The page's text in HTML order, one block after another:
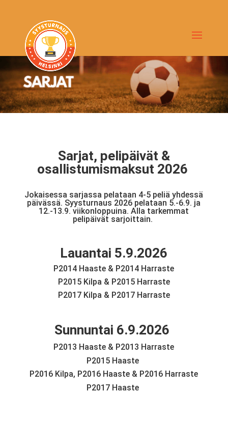
Sarjat, pelipäivät &
osallistumismaksut 2026
Jokaisessa sarjassa pelataan 4-5 peliä yhdessä
päivässä. Syysturnaus 2026 pelataan 5.-6.9. ja
12.-13.9. viikonloppuina. Alla tarkemmat
pelipäivät sarjoittain.
Lauantai 5.9.2026
P2014 Haaste & P2014 Harraste
P2015 Kilpa & P2015 Harraste
P2017 Kilpa & P2017 Harraste
Sunnuntai 6.9.2026
P2013 Haaste & P2013 Harraste
P2015 Haaste
P2016 Kilpa, P2016 Haaste & P2016 Harraste
P2017 Haaste